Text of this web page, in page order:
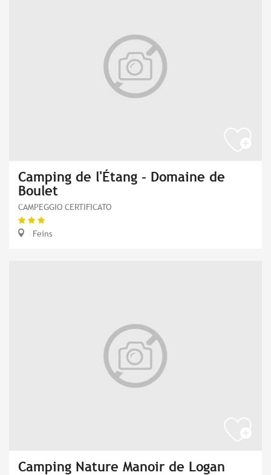
Camping de l'Étang - Domaine de
Boulet
CAMPEGGIO CERTIFICATO
Feins
Camping Nature Manoir de Logan